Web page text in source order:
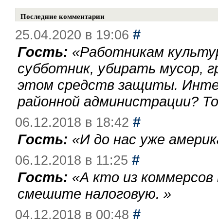
Последние комментарии
25.04.2020 в 19:06 #
Гость: «Работникам
субботник, убирать мусор,
этом средств защиты.
районной администрации?
06.12.2018 в 18:42 #
Гость: «И до нас уже
06.12.2018 в 11:25 #
Гость: «А кто из
смешите налоговую. »
04.12.2018 в 00:48 #